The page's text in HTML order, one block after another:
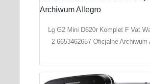
Lg G2 Mini D620r Komplet F Vat
2 6653462657 Oficjalne Archiwum